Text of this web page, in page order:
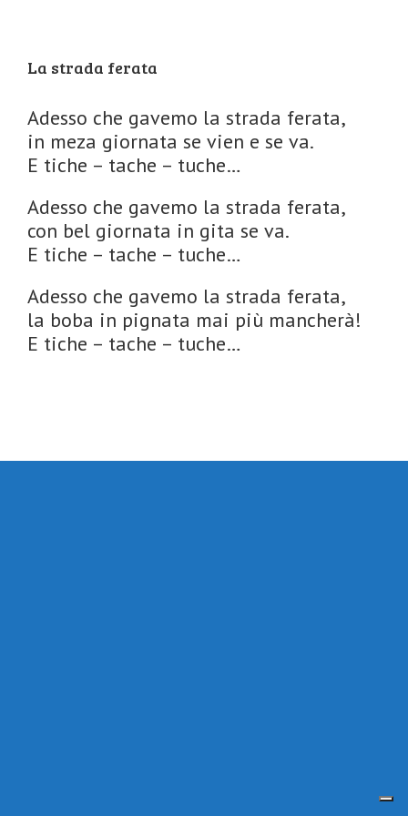
La strada ferata
Adesso che gavemo la strada ferata,
in meza giornata se vien e se va.
E tiche – tache – tuche…
Adesso che gavemo la strada ferata,
con bel giornata in gita se va.
E tiche – tache – tuche…
Adesso che gavemo la strada ferata,
la boba in pignata mai più mancherà!
E tiche – tache – tuche…